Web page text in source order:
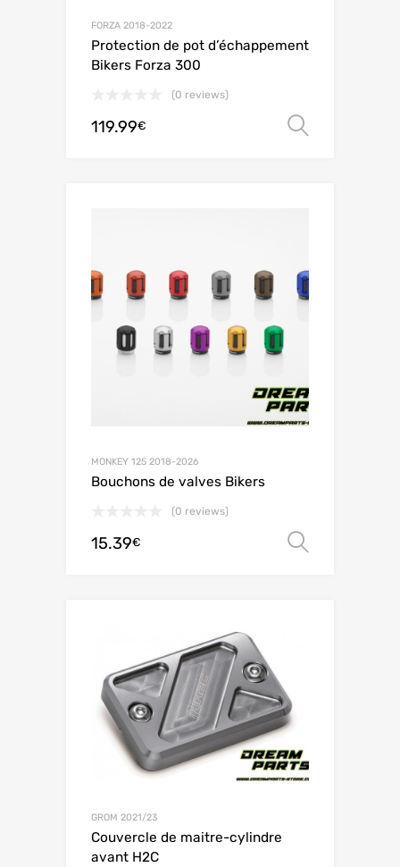
FORZA 2018-2022
Protection de pot d’échappement
Bikers Forza 300
(0 reviews)
119.99€
MONKEY 125 2018-2026
Bouchons de valves Bikers
(0 reviews)
15.39€
GROM 2021/23
Couvercle de maitre-cylindre
avant H2C